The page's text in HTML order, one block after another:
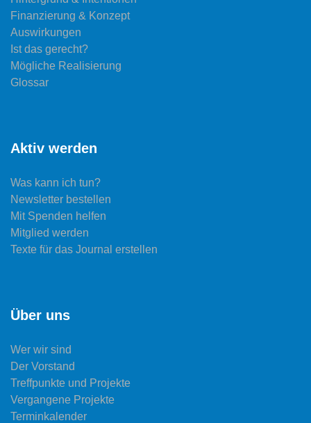
Finanzierung & Konzept
Auswirkungen
Ist das gerecht?
Mögliche Realisierung
Glossar
Aktiv werden
Was kann ich tun?
Newsletter bestellen
Mit Spenden helfen
Mitglied werden
Texte für das Journal erstellen
Über uns
Wer wir sind
Der Vorstand
Treffpunkte und Projekte
Vergangene Projekte
Terminkalender